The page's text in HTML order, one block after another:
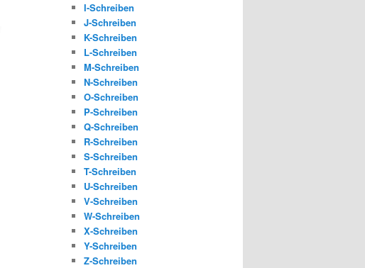
I-Schreiben
J-Schreiben
K-Schreiben
L-Schreiben
M-Schreiben
N-Schreiben
O-Schreiben
P-Schreiben
Q-Schreiben
R-Schreiben
S-Schreiben
T-Schreiben
U-Schreiben
V-Schreiben
W-Schreiben
X-Schreiben
Y-Schreiben
Z-Schreiben